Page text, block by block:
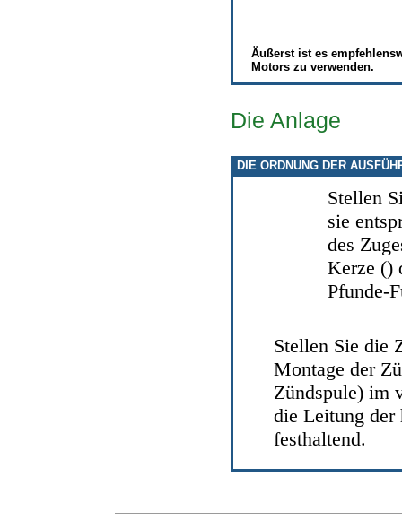
Äußerst ist es
Motors zu verwenden.
Die Anlage
DIE ORDNUNG DER
Stellen
sie
des
Kerze
Pfunde-
Stellen Sie die
Montage der
Zündspule) im
die Leitung der
festhaltend.